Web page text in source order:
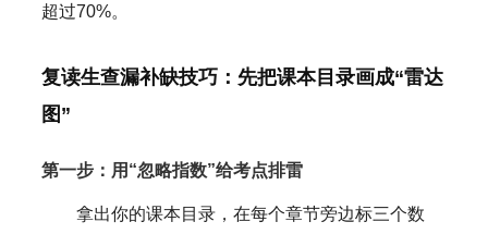
超过70%。
复读生查漏补缺技巧：先把课本目录画成“雷达
图”
第一步：用“忽略指数”给考点排雷
拿出你的课本目录，在每个章节旁边标三个数